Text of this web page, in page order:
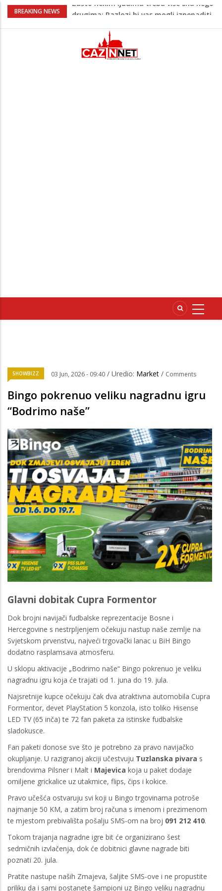
BREAKING NEWS
Barbarez o igračima iz dijaspore: Da su
"birali", a ne pripadali
Cazin: Bećirović i Ogrešević otvorili Muzej
„Kuća Nurije Pozderca“
SHOWBIZZ 03 Jun, 2026 - 09:40 / Uredio: Market / Comments
Bingo pokrenuo veliku nagradnu igru
“Bodrimo naše”
Glavni dobitak Cupra Formentor
Dok brojni navijači fudbalske reprezentacije Bosne i
Hercegovine s nestrpljenjem očekuju nastup naše zemlje na
Svjetskom prvenstvu, najveći trgovački lanac u BiH Bingo
dodatno rasplamsava atmosferu.
U sklopu aktivacije „Bodrimo naše“ Bingo pokrenuo je veliku
nagradnu igru koja će trajati od 1. juna do 19. jula.
Najsretnije kupce očekuju čak dva atraktivna automobila Cupra
Formentor, devet PlayStation 5 konzola, isto toliko Hisense
LED TV (65 inča) te 72 fan paketa za istinske fudbalske
sladokusce.
Fan paketi donose sve što je potrebno za pravo navijačko
okupljanje. U razigranoj akciji učestvuju Tuzlanska pivara s
brendovima Pilsner i Malt i Majevica koja u paket dodaje
omiljene grickalice uz utakmice, flips, čips i kokice.
Pravo učešća ostvaruju svi koji u Bingo trgovinama potroše
najmanje 50 KM, a zatim broj računa s imenom i prezimenom
te mjestom prebivališta pošalju SMS-om na broj 091 212 410.
Tokom trajanja nagradne igre bit će organizirano šest
sedmičnih izvlačenja, dok će dobitnici glavne nagrade biti
poznati 20. jula.
Pratite nastupe naših Zmajeva, šaljite SMS-ove i ne propustite
priliku da i sami postanete šampioni uz Bingo veliku nagradnu